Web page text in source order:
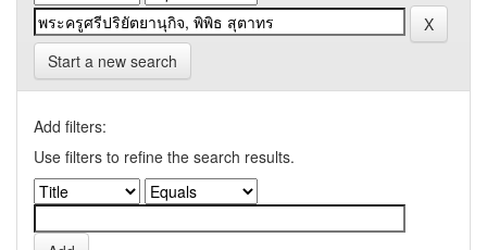
Start a new search
Add filters:
Use filters to refine the search results.